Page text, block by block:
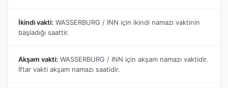
İkindi vakti: WASSERBURG / INN için ikindi namazı vaktinin
başladığı saattir.
Akşam vakti: WASSERBURG / INN için akşam namazı vaktidir.
İftar vakti akşam namazı saatidir.